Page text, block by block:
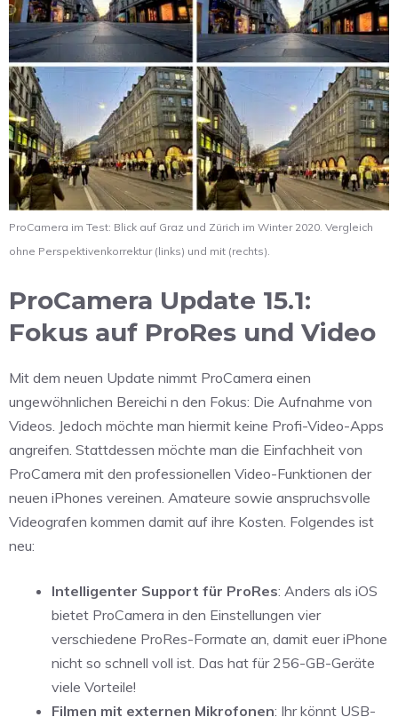
ProCamera im Test: Blick auf Graz und Zürich im Winter 2020. Vergleich
ohne Perspektivenkorrektur (links) und mit (rechts).
ProCamera Update 15.1:
Fokus auf ProRes und Video
Mit dem neuen Update nimmt ProCamera einen
ungewöhnlichen Bereichi n den Fokus: Die Aufnahme von
Videos. Jedoch möchte man hiermit keine Profi-Video-Apps
angreifen. Stattdessen möchte man die Einfachheit von
ProCamera mit den professionellen Video-Funktionen der
neuen iPhones vereinen. Amateure sowie anspruchsvolle
Videografen kommen damit auf ihre Kosten. Folgendes ist
neu:
Intelligenter Support für ProRes: Anders als iOS
bietet ProCamera in den Einstellungen vier
verschiedene ProRes-Formate an, damit euer iPhone
nicht so schnell voll ist. Das hat für 256-GB-Geräte
viele Vorteile!
Filmen mit externen Mikrofonen: Ihr könnt USB-